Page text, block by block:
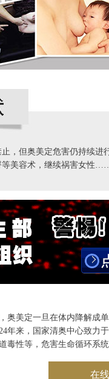
，但奥美定危害仍持续进
等美容术，继续祸害女性
奥美定一旦在体内降解成
年来，国家清奥中心致力
毒性等，危害生命循环系统
在